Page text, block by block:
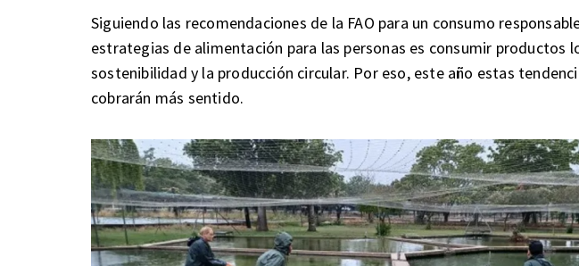
Siguiendo las recomendaciones de la FAO para un consumo
estrategias de alimentación para las personas es consumir productos
sostenibilidad y la producción circular. Por eso, este año estas
cobrarán más sentido.